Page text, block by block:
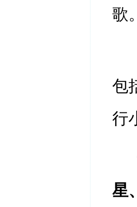
歌。
包
行
星